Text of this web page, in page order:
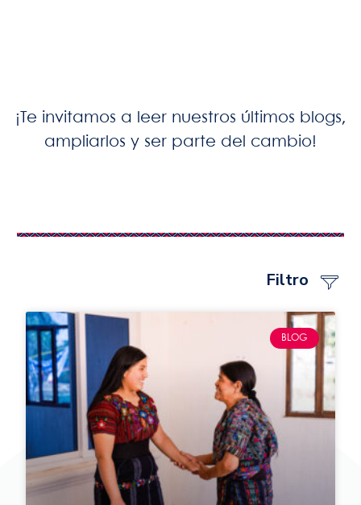
¡Te invitamos a leer nuestros últimos blogs,
ampliarlos y ser parte del cambio!
Filtro
BLOG